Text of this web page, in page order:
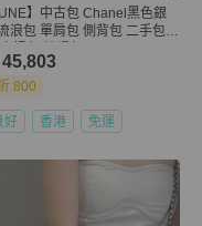
】中古包 Chanel黑色銀
浪包 單肩包 側背包 二手包
800
好 香港 免運